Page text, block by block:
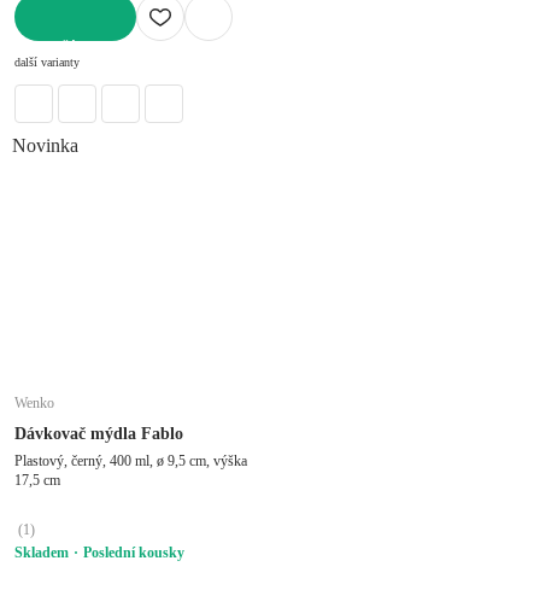
další varianty
Novinka
Wenko
Dávkovač mýdla Fablo
Plastový, černý, 400 ml, ø 9,5 cm, výška
17,5 cm
(1)
Skladem
Poslední kousky